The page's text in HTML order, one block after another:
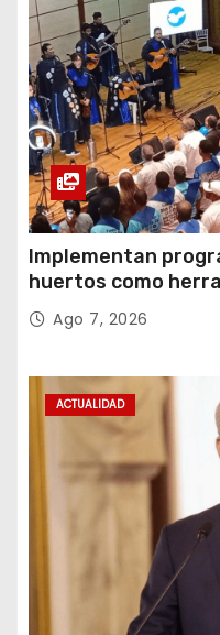
Implementan
huertos como
recuperación y la
Ago 7, 2026
ACTUALIDAD